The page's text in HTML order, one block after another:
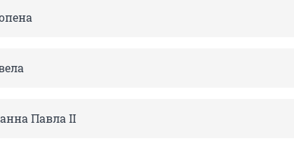
Павла II